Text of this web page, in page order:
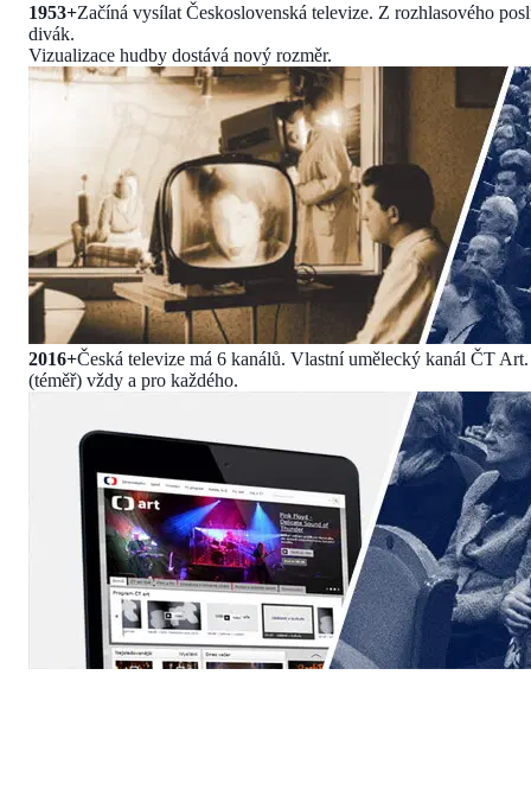
1953+Začíná vysílat Československá televize. Z rozhlasového
divák.
Vizualizace hudby dostává nový rozměr.
2016+Česká televize má 6 kanálů. Vlastní umělecký kanál ČT
(téměř) vždy a pro každého.